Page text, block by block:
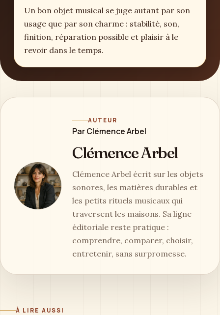
Un bon objet musical se juge autant par son
usage que par son charme : stabilité, son,
finition, réparation possible et plaisir à le
revoir dans le temps.
AUTEUR
Par Clémence Arbel
Clémence Arbel
Clémence Arbel écrit sur les objets
sonores, les matières durables et
les petits rituels musicaux qui
traversent les maisons. Sa ligne
éditoriale reste pratique :
comprendre, comparer, choisir,
entretenir, sans surpromesse.
À LIRE AUSSI